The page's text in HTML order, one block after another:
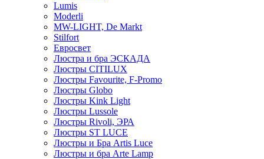
Lumis
Moderli
MW-LIGHT, De Markt
Stilfort
Евросвет
Люстра и бра ЭСКАДА
Люстры CITILUX
Люстры Favourite, F-Promo
Люстры Globo
Люстры Kink Light
Люстры Lussole
Люстры Rivoli, ЭРА
Люстры ST LUCE
Люстры и Бра Artis Luce
Люстры и бра Arte Lamp